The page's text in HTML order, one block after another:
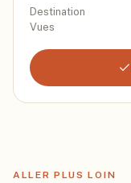
Destination
Vues
ALLER PLUS LOIN